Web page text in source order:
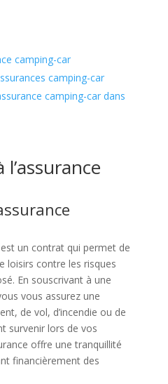
camping-car
camping-car
camping-car dans
un contrat qui permet de
loisirs contre les risques
En souscrivant à une
vous assurez une
de vol, d’incendie ou de
survenir lors de vos
offre une tranquillité
financièrement des